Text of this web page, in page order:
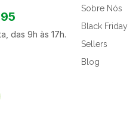
das 9h às 17h.
Sobre Nós
Black Friday
Sellers
Blog